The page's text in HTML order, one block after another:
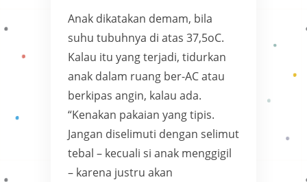
Anak dikatakan demam, bila
suhu tubuhnya di atas 37,5oC.
Kalau itu yang terjadi, tidurkan
anak dalam ruang ber-AC atau
berkipas angin, kalau ada.
“Kenakan pakaian yang tipis.
Jangan diselimuti dengan selimut
tebal – kecuali si anak menggigil
– karena justru akan